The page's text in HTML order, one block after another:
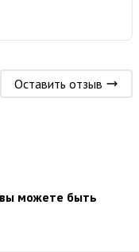
Оставить отзыв
вы можете быть